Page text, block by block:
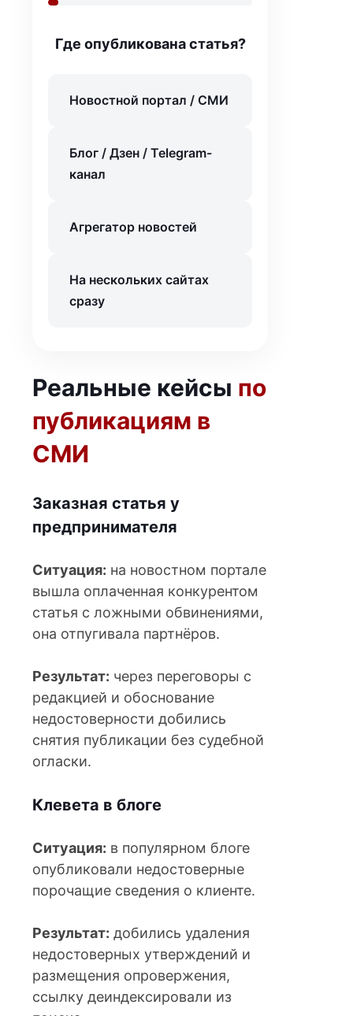
Где опубликована статья?
Новостной портал / СМИ
Блог / Дзен / Telegram-
канал
Агрегатор новостей
На нескольких сайтах
сразу
Реальные кейсы по
публикациям в
СМИ
Заказная статья у
предпринимателя
Ситуация: на новостном портале
вышла оплаченная конкурентом
статья с ложными обвинениями,
она отпугивала партнёров.
Результат: через переговоры с
редакцией и обоснование
недостоверности добились
снятия публикации без судебной
огласки.
Клевета в блоге
Ситуация: в популярном блоге
опубликовали недостоверные
порочащие сведения о клиенте.
Результат: добились удаления
недостоверных утверждений и
размещения опровержения,
ссылку деиндексировали из